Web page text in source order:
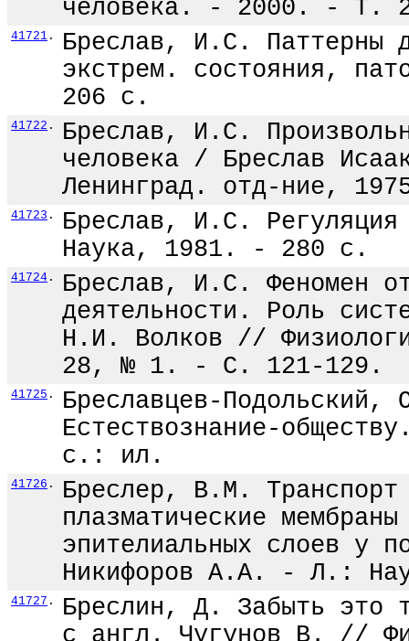
человека. - 2000. - Т.
41721 .
Бреслав, И.С. Паттерны
экстрем. состояния,
206 с.
41722 .
Бреслав, И.С.
человека / Бреслав
Ленинград. отд-ние,
41723 .
Бреслав, И.С.
Наука, 1981. - 280 с.
41724 .
Бреслав, И.С. Феномен
деятельности. Роль
Н.И. Волков //
28, № 1. - С. 121-129.
41725 .
Бреславцев-
Естествознание-
с.: ил.
41726 .
Бреслер, В.М. Транспорт
плазматические
эпителиальных слоев у
Никифоров А.А. - Л.:
41727 .
Бреслин, Д. Забыть